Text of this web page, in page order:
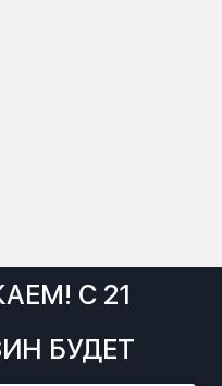
С 21
БУДЕТ